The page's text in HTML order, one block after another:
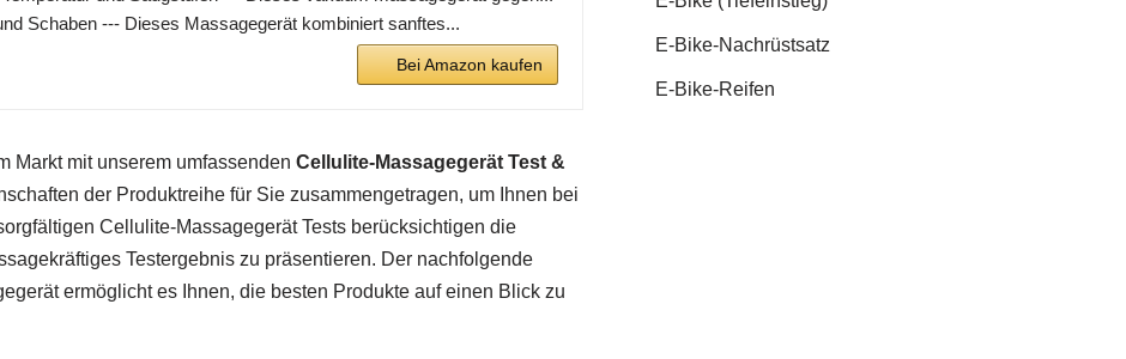
Schaben --- Dieses Massagegerät kombiniert sanftes...
Bei Amazon kaufen
Markt mit unserem umfassenden Cellulite-Massagegerät Test &
der Produktreihe für Sie zusammengetragen, um Ihnen bei
Cellulite-Massagegerät Tests berücksichtigen die
Testergebnis zu präsentieren. Der nachfolgende
ermöglicht es Ihnen, die besten Produkte auf einen Blick zu
E-Bike-Nachrüstsatz
E-Bike-Reifen